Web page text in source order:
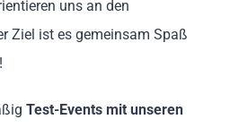
uns an den
Ziel ist es gemeinsam Spaß
Test-Events mit unseren